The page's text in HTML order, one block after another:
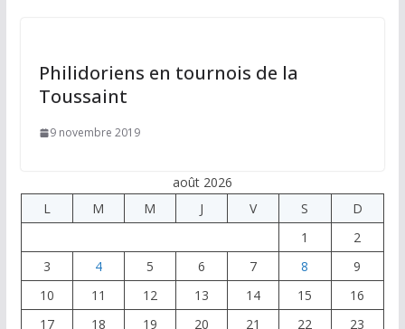
Philidoriens en tournois de la
Toussaint
9 novembre 2019
août 2026
L
M M J V S
D
1
2
3
4 5 6 7 8
9
10
11 12 13 14 15
16
17
18 19 20 21 22 23